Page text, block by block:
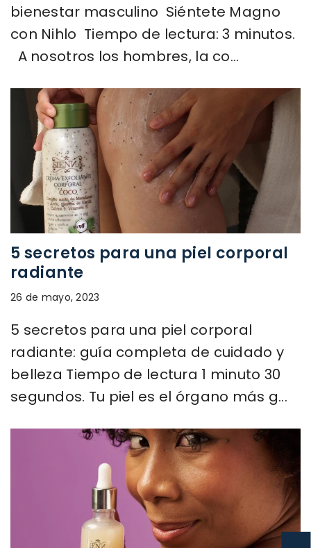
bienestar masculino Siéntete Magno
con Nihlo Tiempo de lectura: 3 minutos.
A nosotros los hombres, la co...
5 secretos para una piel corporal
radiante
26 de mayo, 2023
5 secretos para una piel corporal
radiante: guía completa de cuidado y
belleza Tiempo de lectura 1 minuto 30
segundos. Tu piel es el órgano más g...